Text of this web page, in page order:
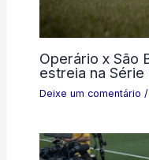
Operário x São
estreia na Série
Deixe um comentário /